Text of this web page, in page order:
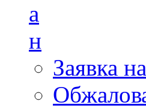
а
н
Заявка